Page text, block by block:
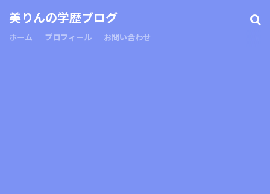
美りんの学歴ブログ
ホーム プロフィール お問い合わせ